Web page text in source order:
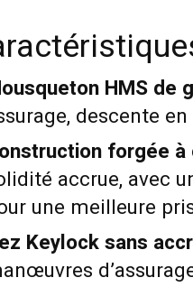
HMS de
descente
forgée à
accrue, avec
une meilleure
Keylock sans